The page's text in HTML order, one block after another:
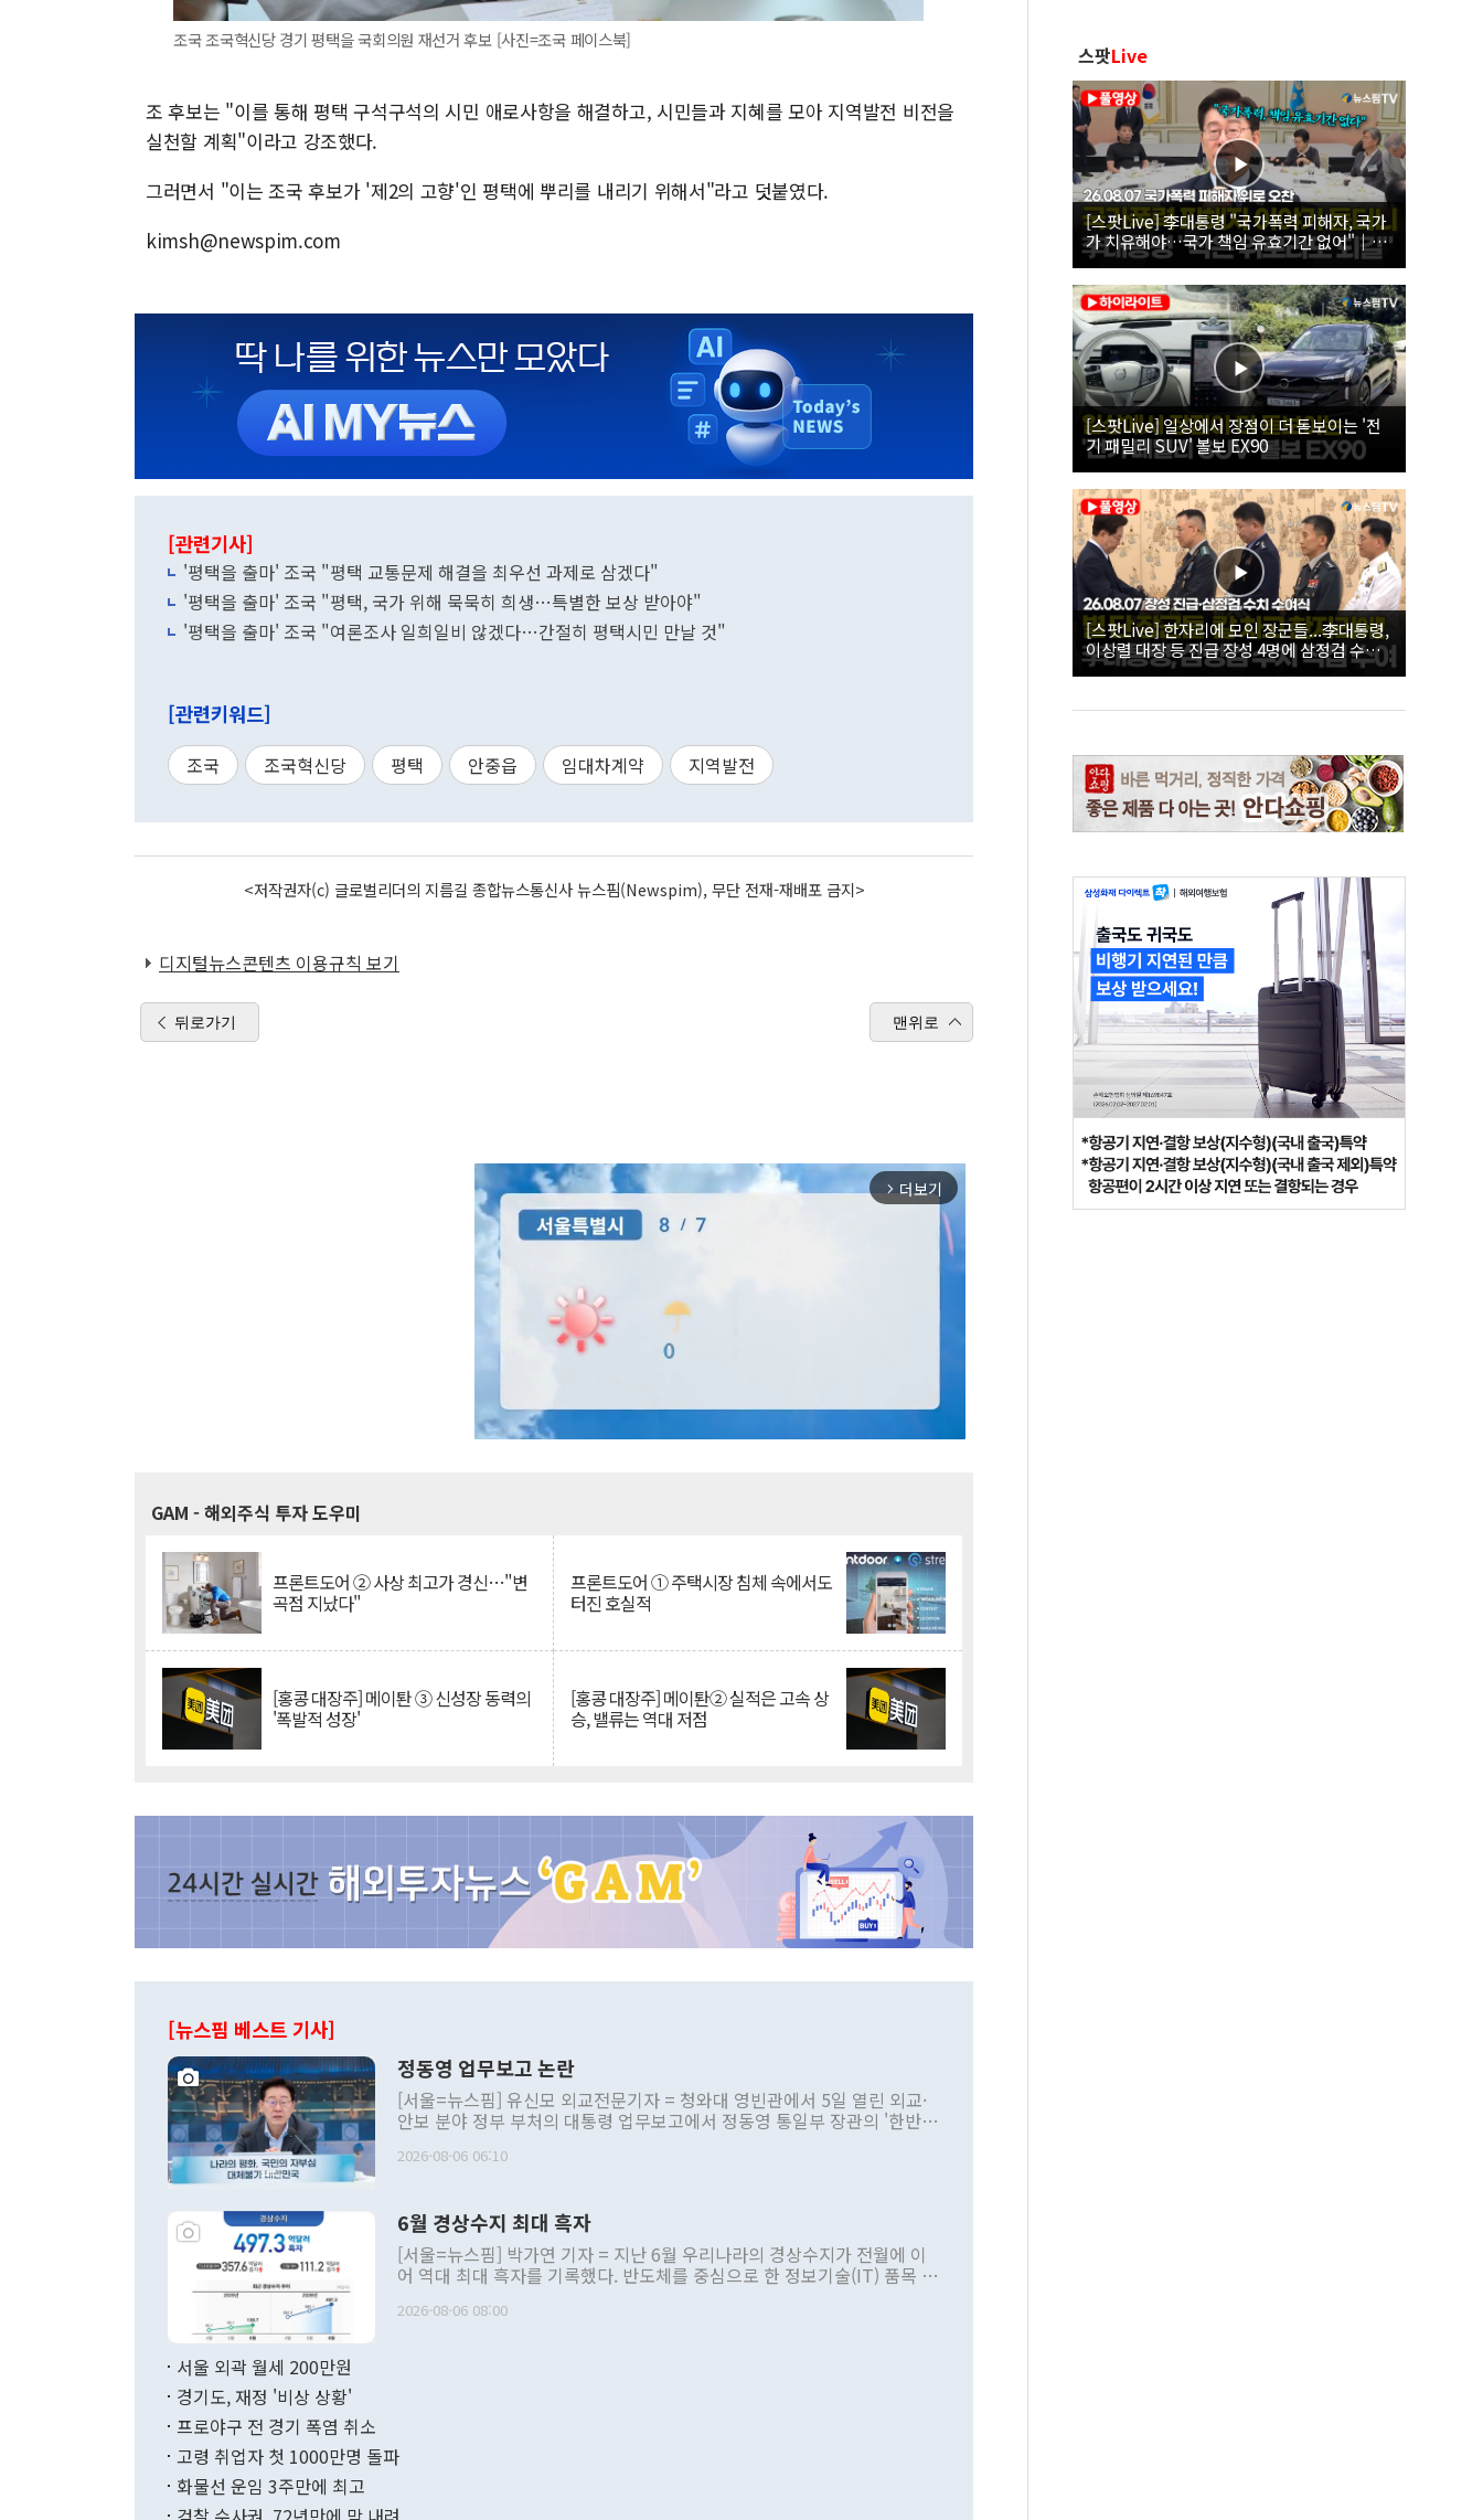
조국 조국혁신당 경기 평택을 국회의원 재선거 후보 [사진=조국 페이스북]
조 후보는 "이를 통해 평택 구석구석의 시민 애로사항을 해결하고, 시민들과 지혜를 모아 지역발전 비전을
실천할 계획"이라고 강조했다.
그러면서 "이는 조국 후보가 '제2의 고향'인 평택에 뿌리를 내리기 위해서"라고 덧붙였다.
kimsh@newspim.com
[관련기사]
'평택을 출마' 조국 "평택 교통문제 해결을 최우선 과제로 삼겠다"
'평택을 출마' 조국 "평택, 국가 위해 묵묵히 희생…특별한 보상 받아야"
'평택을 출마' 조국 "여론조사 일희일비 않겠다…간절히 평택시민 만날 것"
[관련키워드]
조국 조국혁신당 평택 안중읍 임대차계약 지역발전
<저작권자(c) 글로벌리더의 지름길 종합뉴스통신사 뉴스핌(Newspim), 무단 전재-재배포 금지>
디지털뉴스콘텐츠 이용규칙 보기
뒤로가기 맨위로
arrow_forward_ios 더보기
GAM - 해외주식 투자 도우미
프론트도어 ② 사상 최고가 경신…"변
곡점 지났다"
프론트도어 ① 주택시장 침체 속에서도
터진 호실적
[홍콩 대장주] 메이퇀 ③ 신성장 동력의
'폭발적 성장'
[홍콩 대장주] 메이퇀② 실적은 고속 상
승, 밸류는 역대 저점
[뉴스핌 베스트 기사]
정동영 업무보고 논란
[서울=뉴스핌] 유신모 외교전문기자 = 청와대 영빈관에서 5일 열린 외교·
안보 분야 정부 부처의 대통령 업무보고에서 정동영 통일부 장관의 '한반도
발언 중에는 정부 내 조율을 거치지 않은 사안을 정책으로 추진하겠다고 공
주의적 희망에 근거한 비현실적 구상'이라는 비판을 내놨다. 그동안 정 장
관의 대북 정책 관련 발언이 물의를 빚은 적은 여러 번 있지만 대통령과 유
관 부처 장관이 공개적으로 부정적 입장을 표명한 것은 이례적이다. 정 장
관의 무리한 대북 접근법과 월권을 제어해야 한다는 목소리도 높아지고 있
다. [정동영 통일부 장관이 지난달 23일 오후 서울 종로구 정부서울청사에
무너졌다고도 했다. 또 "현 시점에서 흘러간 선(先)비핵화만 되뇌는 것은
2026-08-06 06:10
6월 경상수지 최대 흑자
[서울=뉴스핌] 박가연 기자 = 지난 6월 우리나라의 경상수지가 전월에 이
어 역대 최대 흑자를 기록했다. 반도체를 중심으로 한 정보기술(IT) 품목 수
료=한국은행] 한국은행이 6일 발표한 '2026년 6월 국제수지(잠정)'에 따르
며 월간 기준 처음으로 1000억달러를 넘어섰다. 상품수입은 644억8000만
196.9% 급증했고 컴퓨터·주변기기(SSD)는 282.7% 증가했다. IT 품목
2026-08-06 08:00
서울 외곽 월세 200만원
경기도, 재정 '비상 상황'
프로야구 전 경기 폭염 취소
고령 취업자 첫 1000만명 돌파
화물선 운임 3주만에 최고
스팟Live
[스팟Live] 李대통령 "국가폭력 피해자, 국가
가 치유해야…국가 책임 유효기간 없어"｜
26.08.07 국가폭력 피해자 위로 오찬
[스팟Live] 일상에서 장점이 더 돋보이는 '전
기 패밀리 SUV' 볼보 EX90
[스팟Live] 한자리에 모인 장군들...李대통령,
이상렬 대장 등 진급 장성 4명에 삼정검 수치
직접 수여｜26.08.07 장성 진급·삼정검 수치